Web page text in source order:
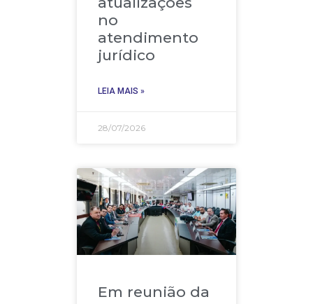
no
atendimento
jurídico
LEIA MAIS »
28/07/2026
Em reunião da